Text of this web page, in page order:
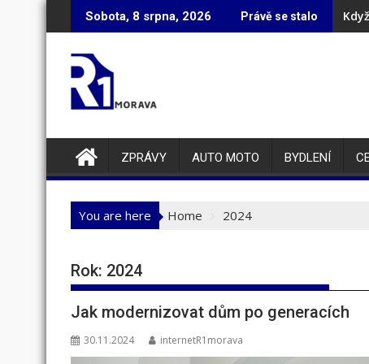
to
Sobota, 8 srpna, 2026 Právě se stalo
ZPRÁVY AUTO MOTO BYDLENÍ
You are here Home 2024
Rok: 2024
Jak modernizovat dům po generacích
30.11.2024 internetR1morava